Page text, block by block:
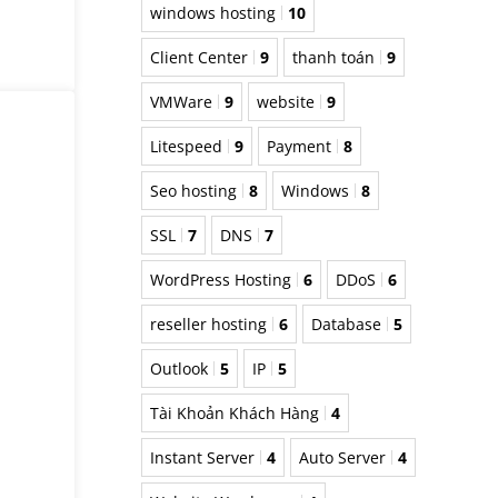
windows hosting 10
Client Center 9 thanh toán 9
VMWare 9 website 9
Litespeed 9 Payment 8
Seo hosting 8 Windows 8
SSL 7 DNS 7
WordPress Hosting 6 DDoS 6
reseller hosting 6 Database 5
Outlook 5 IP 5
Tài Khoản Khách Hàng 4
Instant Server 4 Auto Server 4